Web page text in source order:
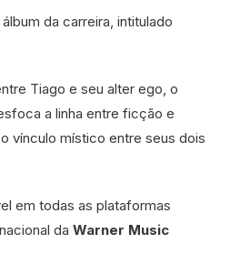
da carreira, intitulado
Tiago e seu alter ego, o
a linha entre ficção e
vínculo místico entre seus dois
em todas as plataformas
da Warner Music